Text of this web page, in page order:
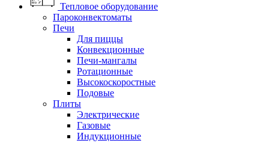
Тепловое оборудование
Пароконвектоматы
Печи
Для пиццы
Конвекционные
Печи-мангалы
Ротационные
Высокоскоростные
Подовые
Плиты
Электрические
Газовые
Индукционные